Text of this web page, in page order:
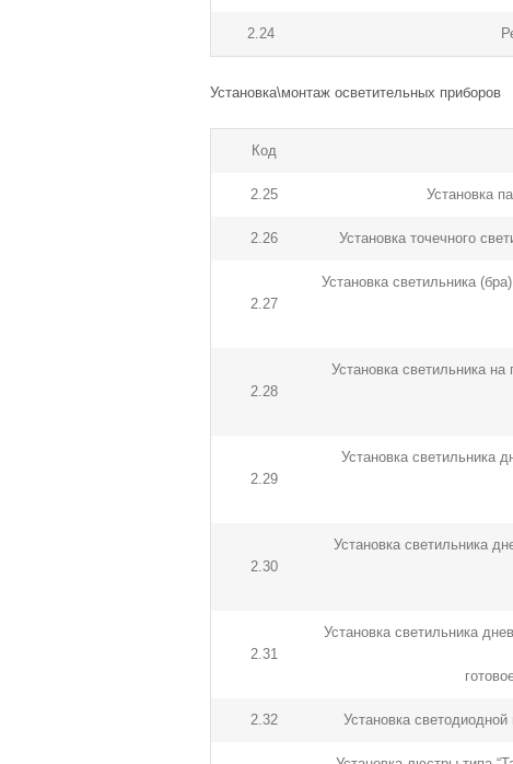
2.24
Установка\монтаж осветительных приборов
Код
2.25 Установка
2.26 Установка точечного
2.27
Установка светильника
2.28
Установка светильника
2.29
Установка светильника
2.30
Установка светильника
2.31
Установка светильника
2.32 Установка